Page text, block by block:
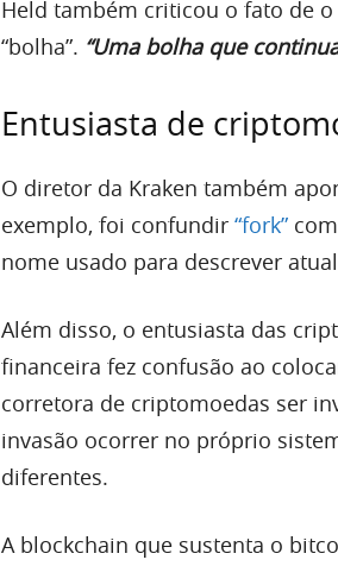
Held também criticou o fato de
“bolha”. “Uma bolha que
Entusiasta de
O diretor da Kraken também
exemplo, foi confundir “fork”
nome usado para descrever
Além disso, o entusiasta das
financeira fez confusão ao
corretora de criptomoedas ser
invasão ocorrer no próprio
diferentes.
A blockchain que sustenta o